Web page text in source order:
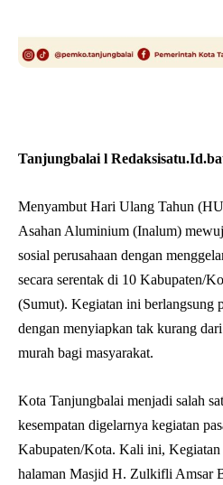
Tanjungbalai l
Menyambut Hari Ulang Tahun
Asahan Aluminium (Inalum)
sosial perusahaan dengan
secara serentak di 10 Kabupaten/
(Sumut). Kegiatan ini berlangsung
dengan menyiapkan tak kurang
murah bagi masyarakat.
Kota Tanjungbalai menjadi salah
kesempatan digelarnya kegiatan
Kabupaten/Kota. Kali ini, Kegiatan
halaman Masjid H. Zulkifli Amsar